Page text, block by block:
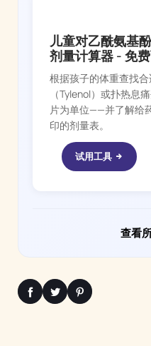
儿童对乙酰氨基
剂量计算器 - 免
根据孩子的体重查找
（Tylenol）或扑热息
片为单位——并了解给
印的剂量表。
试用工具
查看